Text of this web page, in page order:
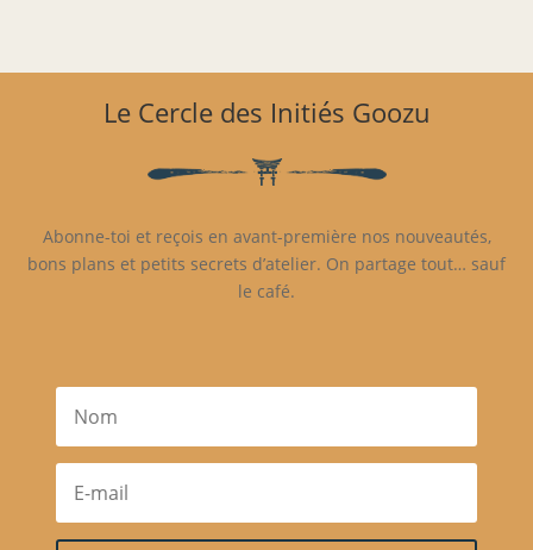
Le Cercle des Initiés Goozu
Abonne-toi et reçois en avant-première nos nouveautés,
bons plans et petits secrets d’atelier. On partage tout… sauf
le café.